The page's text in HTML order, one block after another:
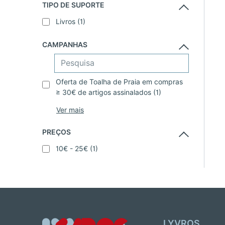
TIPO DE SUPORTE
Livros (1)
CAMPANHAS
Oferta de Toalha de Praia em compras
≥ 30€ de artigos assinalados (1)
PREÇOS
10€ - 25€ (1)